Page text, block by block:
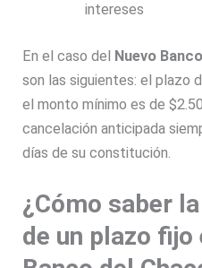
intereses
En el caso del Nuevo
son las siguientes: el plazo
el monto mínimo es de
cancelación anticipada
días de su constitución.
¿Cómo saber
de un plazo fijo